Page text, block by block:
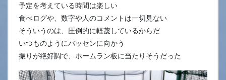
予定を考えている時間は楽しい
食べログや、数字や人のコメントは一切見ない
そういうのは、圧倒的に軽蔑しているからだ
いつものようにバッセンに向かう
振りが絶好調で、ホームラン板に当たりそうだった